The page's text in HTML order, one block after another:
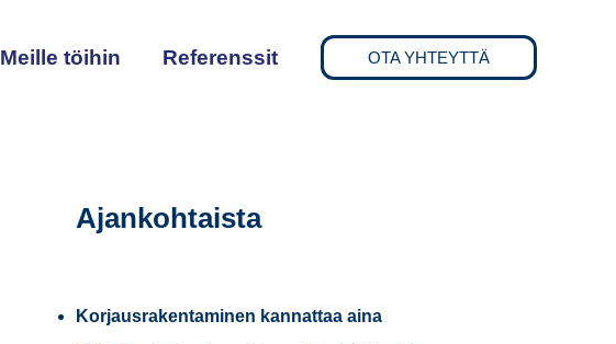
Meille töihin Referenssit OTA YHTEYTTÄ
Ajankohtaista
Korjausrakentaminen kannattaa aina